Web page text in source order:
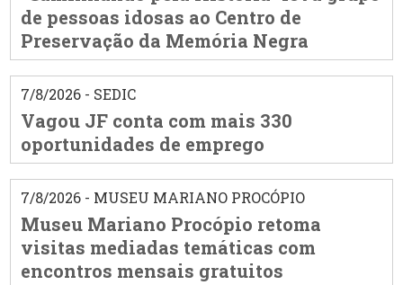
de pessoas idosas ao Centro de
Preservação da Memória Negra
7/8/2026 - SEDIC
Vagou JF conta com mais 330
oportunidades de emprego
7/8/2026 - MUSEU MARIANO PROCÓPIO
Museu Mariano Procópio retoma
visitas mediadas temáticas com
encontros mensais gratuitos